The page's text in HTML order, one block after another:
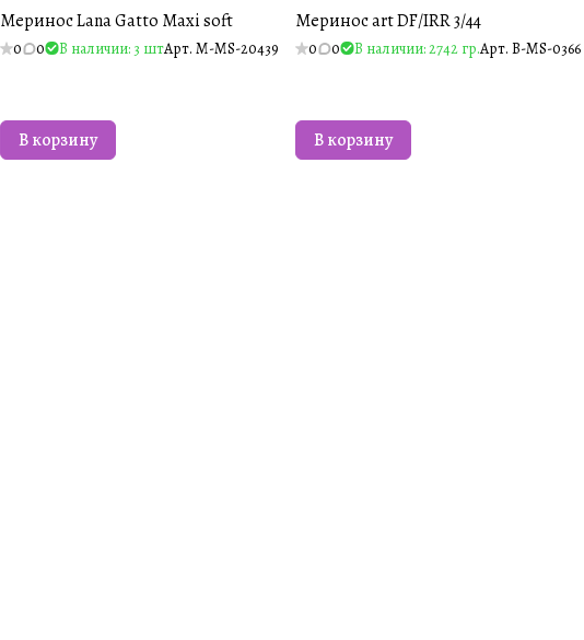
Меринос Lana Gatto Maxi soft
0 0 В наличии: 3 штАрт. M-MS-20439
В корзину
Меринос art DF/IRR 3/44
0 0 В наличии: 2742 гр.Арт. B-MS-0366
В корзину